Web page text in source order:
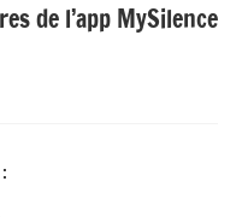
de l’app MySilence